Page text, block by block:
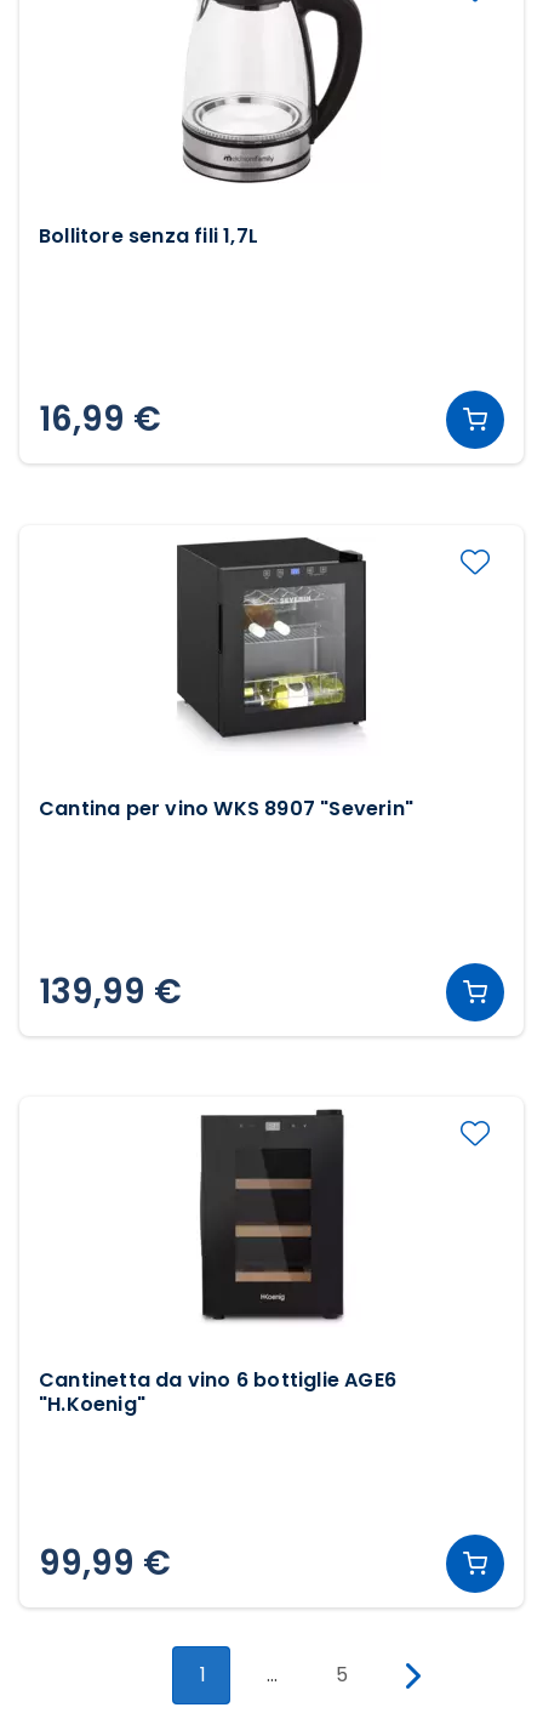
Bollitore senza fili 1,7L
16,99 €
Cantina per vino WKS 8907 "Severin"
139,99 €
Cantinetta da vino 6 bottiglie AGE6
"H.Koenig"
99,99 €
1 ... 5